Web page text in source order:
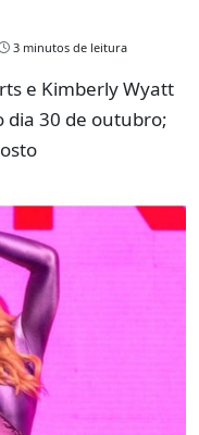
3 minutos de leitura
e Kimberly Wyatt
dia 30 de outubro;